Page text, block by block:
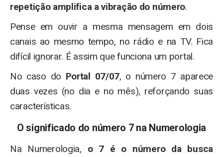
repetição amplifica a vibração do número.
Pense em ouvir a mesma mensagem em dois
canais ao mesmo tempo, no rádio e na TV. Fica
difícil ignorar. É assim que funciona um portal.
No caso do Portal 07/07, o número 7 aparece
duas vezes (no dia e no mês), reforçando suas
características.
O significado do número 7 na Numerologia
Na Numerologia, o 7 é o número da busca